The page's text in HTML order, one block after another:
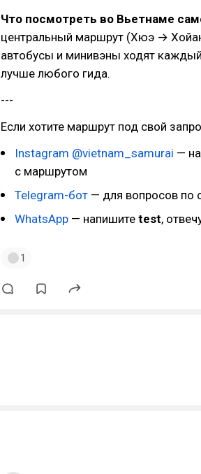
Что посмотреть во Вьетнаме
центральный маршрут (Хюэ →
автобусы и минивэны ходят
лучше любого гида.
---
Если хотите маршрут под свой
Instagram @vietnam_samurai —
с маршрутом
Telegram-бот — для вопросов по
WhatsApp — напишите test,
1